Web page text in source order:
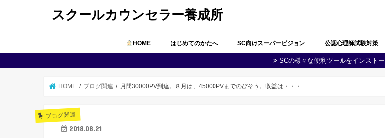
スクールカウンセラー養成所
HOME はじめてのかたへ SC向けスーパービジョン 公認心理師試験対策
公認心理師としての職
問題解決能力と生涯学
多職種連携・地域連携
心理学・臨床心理学の
心理学における研究
心理学に関する実験
知覚及び認知
学習及び言語
感情及び人格
脳・神経の働き
社会及び集団に関する
発達
障害者(児)の心理学
心理状態の観察及び結
心理に関する支援
健康・医療に関する心
福祉に関する心理学
教育に関する心理学
司法・犯罪に関する心
産業・組織に関する心
人体の構造と機能及び
精神疾患とその治療
公認心理師に関する制
その他（心の健康教育
SCの様々な便利ツールをインスト
HOME ブログ関連 月間30000PV到達。８月は、45000PVまでのびそう。収益は・・・
ブログ関連
2018.08.21